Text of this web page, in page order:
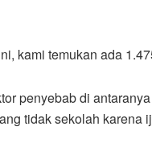
kami temukan ada
penyebab di
tidak sekolah karena